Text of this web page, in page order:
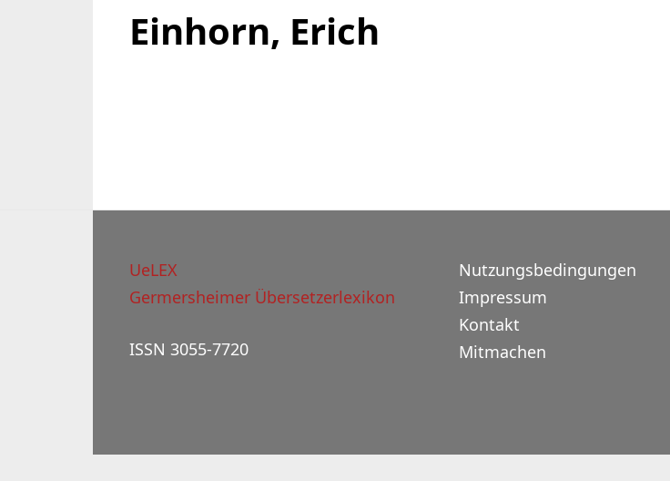
Einhorn, Erich
UeLEX
Germersheimer Übersetzerlexikon
ISSN 3055-7720
Nutzungsbedingungen
Impressum
Kontakt
Mitmachen